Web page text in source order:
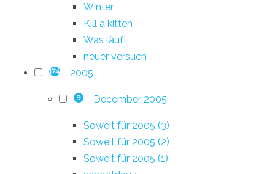
Winter
Kill a kitten
Was läuft
neuer versuch
174 2005
9 December 2005
Soweit für 2005 (3)
Soweit für 2005 (2)
Soweit für 2005 (1)